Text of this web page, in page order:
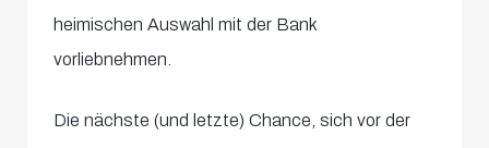
heimischen Auswahl mit der Bank
vorliebnehmen.
Die nächste (und letzte) Chance, sich vor der